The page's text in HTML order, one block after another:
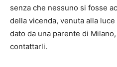
senza che nessuno si fosse
della vicenda, venuta alla
dato da una parente di
contattarli.